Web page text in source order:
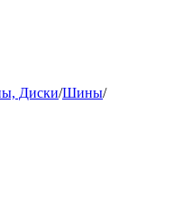
Диски/Шины/